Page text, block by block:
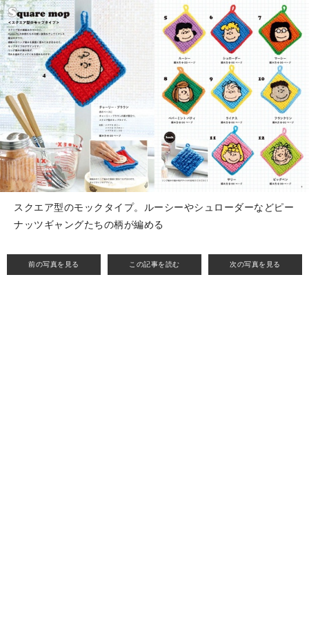
前の写真を見る この記事を読む 次の写真を見る
スクエア型のモックタイプ。ルーシーやシュローダーなどピー
ナッツギャングたちの柄が編める